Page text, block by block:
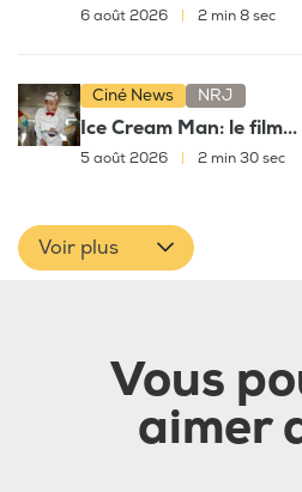
6 août 2026 2 min 8 sec
Ciné News NRJ
Ice Cream Man: le
5 août 2026 2 min 30 sec
Voir plus
Vous
aimer